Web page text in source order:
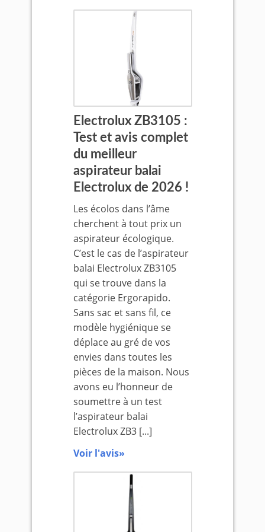
Electrolux ZB3105 :
Test et avis complet
du meilleur
aspirateur balai
Electrolux de 2026 !
Les écolos dans l’âme
cherchent à tout prix un
aspirateur écologique.
C’est le cas de l’aspirateur
balai Electrolux ZB3105
qui se trouve dans la
catégorie Ergorapido.
Sans sac et sans fil, ce
modèle hygiénique se
déplace au gré de vos
envies dans toutes les
pièces de la maison. Nous
avons eu l’honneur de
soumettre à un test
l’aspirateur balai
Electrolux ZB3 [...]
Voir l'avis»